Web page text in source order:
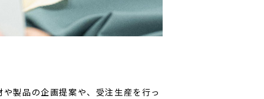
製品の企画提案や、受注⽣産を⾏っ